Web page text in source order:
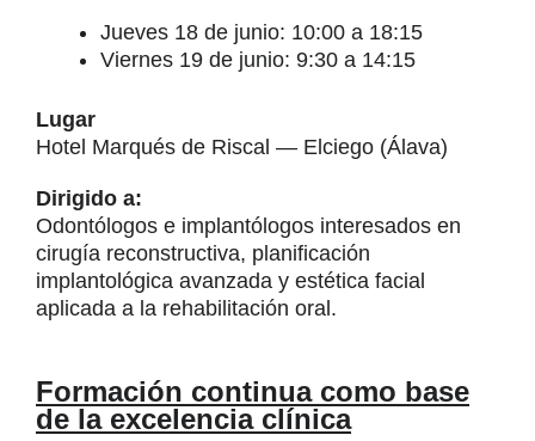
Jueves 18 de junio: 10:00 a 18:15
Viernes 19 de junio: 9:30 a 14:15
Lugar
Hotel Marqués de Riscal — Elciego (Álava)
Dirigido a:
Odontólogos e implantólogos interesados en
cirugía reconstructiva, planificación
implantológica avanzada y estética facial
aplicada a la rehabilitación oral.
Formación continua como base
de la excelencia clínica